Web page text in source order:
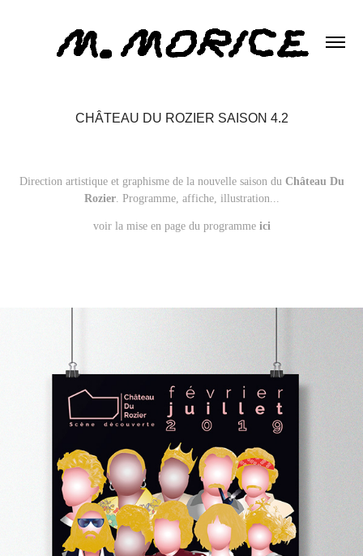
CHÂTEAU DU ROZIER SAISON 4.2
Direction artistique et graphisme de la nouvelle saison du Château Du
Rozier. Programme, affiche, illustration...
voir la mise en page du programme ici